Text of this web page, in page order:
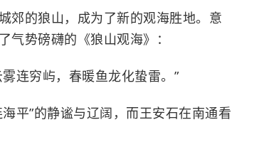
郊的狼山，成为了新的观海胜地。意
势磅礴的《狼山观海》：
连穷屿，春暖鱼龙化蛰雷。”
平”的静谧与辽阔，而王安石在南通看